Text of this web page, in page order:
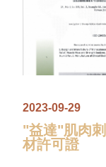
2023-09-29
"益達"肌肉
材許可證